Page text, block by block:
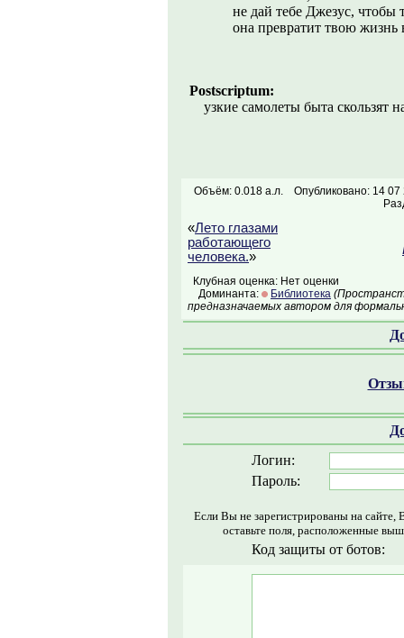
не дай тебе Джезус, чтобы
она превратит твою жизнь
Postscriptum:
узкие самолеты быта скользят
Объём: 0.018 а.л.
Опубликовано: 14 07
«Лето глазами
работающего
человека.»
Клубная оценка: Нет оценки
Доминанта:
Библиотека
предназначаемых автором для
Логин:
Пароль:
Если Вы не зарегистрированы на
оставьте поля, расположенные
Код защиты от ботов: